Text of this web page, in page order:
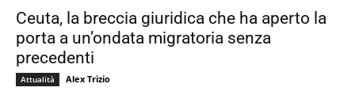
Ceuta, la breccia giuridica che ha aperto la
porta a un’ondata migratoria senza
precedenti
Attualità Alex Trizio